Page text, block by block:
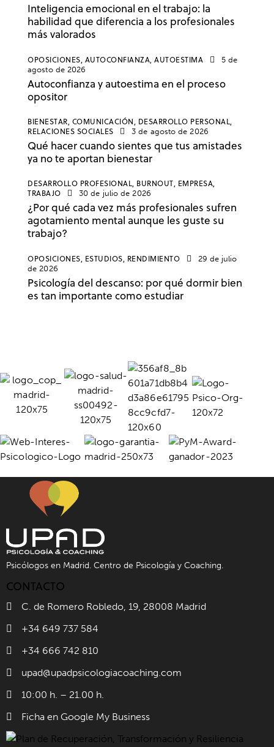
Inteligencia emocional en el trabajo: la
habilidad que diferencia a los profesionales
más valorados
OPOSICIONES, AUTOCONFIANZA, AUTOESTIMA
5 de
agosto de 2026
Autoconfianza y autoestima en el proceso
opositor
BIENESTAR, COMUNICACIÓN, DESARROLLO PERSONAL,
RELACIONES SOCIALES
3 de agosto de 2026
Qué hacer cuando sientes que tus amistades
ya no te aportan bienestar
DESARROLLO PROFESIONAL, BURNOUT, EMPRESA,
TRABAJO
30 de julio de 2026
¿Por qué cada vez más profesionales sufren
agotamiento mental aunque les guste su
trabajo?
OPOSICIONES, ESTUDIOS, RENDIMIENTO
29 de julio
de 2026
Psicología del descanso: por qué dormir bien
es tan importante como estudiar
Psicólogos en Madrid. Centro de Psicología y Coaching.
CONTACTO
C. de Romero Robledo, 19, 28008 Madrid
+34 649 737 584
+34 666 742 810
upad@upadpsicologiacoaching.com
10:00 h. – 21.00 h.
Ficha en Google My Business